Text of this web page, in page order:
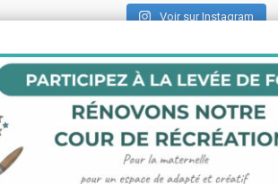
Voir sur Instagram
LIENS UTILES